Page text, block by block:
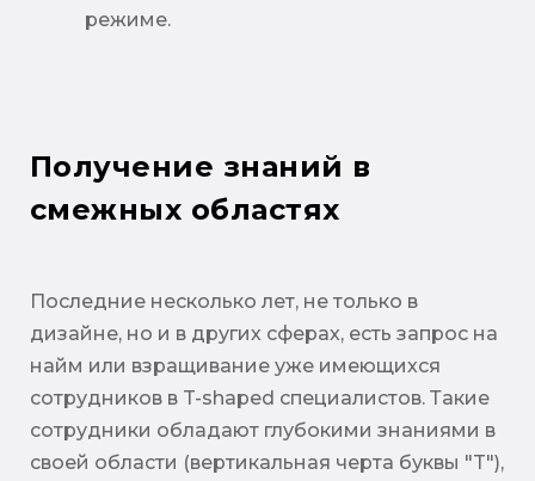
режиме.
Получение знаний в
смежных областях
Последние несколько лет, не только в
дизайне, но и в других сферах, есть запрос на
найм или взращивание уже имеющихся
сотрудников в T-shaped специалистов. Такие
сотрудники обладают глубокими знаниями в
своей области (вертикальная черта буквы "T"),